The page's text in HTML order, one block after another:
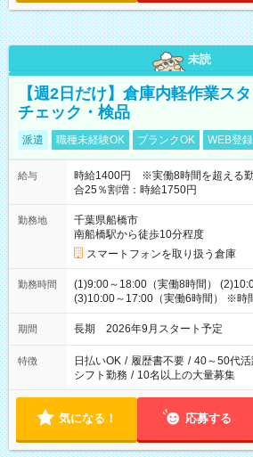
未読
【週2日だけ】倉庫内軽作業ス
チェック・検品
派遣 職種未経験OK ブランクOK WEB登
給与
時給1400円 ※実働8時間を超える
合25％割増：時給1750円
勤務地
千葉県船橋市
南船橋駅から徒歩10分程度
スマートフォンを取り扱う倉庫
勤務時間
(1)9:00～18:00（実働8時間）
(3)10:00～17:00（実働6時間） ※時
期間 長期 2026年9月スタート予定
特徴 日払いOK / 履歴書不要 / 40～50代活
シフト勤務 / 10名以上の大量募集
気になる！ 応募する